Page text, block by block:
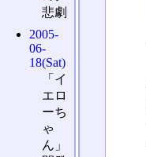
悲劇
2005-
06-
18(Sat)
「イ
エロ
ーち
ゃ
ん」